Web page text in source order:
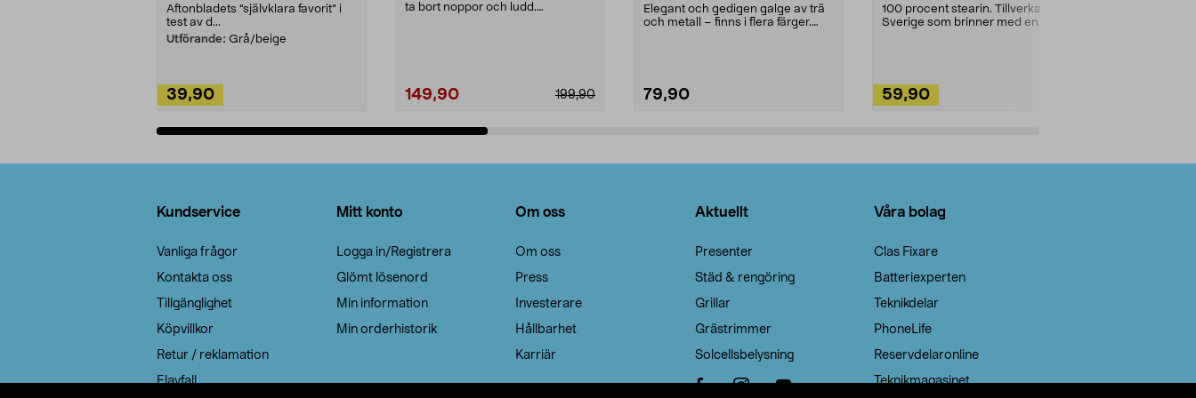
Aftonbladets "självklara favorit” i
test av d...
Utförande: Grå/beige
39,90
ta bort noppor och ludd.
199,90
149,90
Elegant och gedigen galge av trä
och metall – finns i flera färger.
79,90
100 procent stearin. Tillverkade i
Sverige som brinner med en
59,90
Kundservice
Vanliga frågor
Kontakta oss
Tillgänglighet
Köpvillkor
Retur / reklamation
Elavfall
Mitt konto
Logga in/Registrera
Glömt lösenord
Min information
Min orderhistorik
Om oss
Om oss
Press
Investerare
Hållbarhet
Karriär
Aktuellt
Presenter
Städ & rengöring
Grillar
Grästrimmer
Solcellsbelysning
Våra bolag
Clas Fixare
Batteriexperten
Teknikdelar
PhoneLife
Reservdelaronline
Teknikmagasinet